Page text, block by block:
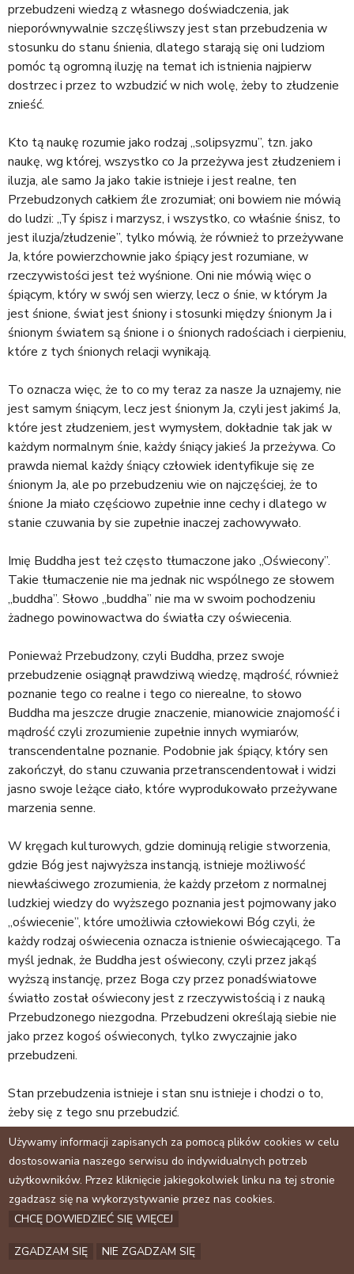
przebudzeni wiedzą z własnego doświadczenia, jak
nieporównywalnie szczęśliwszy jest stan przebudzenia w
stosunku do stanu śnienia, dlatego starają się oni ludziom
pomóc tą ogromną iluzję na temat ich istnienia najpierw
dostrzec i przez to wzbudzić w nich wolę, żeby to złudzenie
znieść.
Kto tą naukę rozumie jako rodzaj „solipsyzmu”, tzn. jako
naukę, wg której, wszystko co Ja przeżywa jest złudzeniem i
iluzja, ale samo Ja jako takie istnieje i jest realne, ten
Przebudzonych całkiem źle zrozumiał; oni bowiem nie mówią
do ludzi: „Ty śpisz i marzysz, i wszystko, co właśnie śnisz, to
jest iluzja/złudzenie”, tylko mówią, że również to przeżywane
Ja, które powierzchownie jako śpiący jest rozumiane, w
rzeczywistości jest też wyśnione. Oni nie mówią więc o
śpiącym, który w swój sen wierzy, lecz o śnie, w którym Ja
jest śnione, świat jest śniony i stosunki między śnionym Ja i
śnionym światem są śnione i o śnionych radościach i cierpieniu,
które z tych śnionych relacji wynikają.
To oznacza więc, że to co my teraz za nasze Ja uznajemy, nie
jest samym śniącym, lecz jest śnionym Ja, czyli jest jakimś Ja,
które jest złudzeniem, jest wymysłem, dokładnie tak jak w
każdym normalnym śnie, każdy śniący jakieś Ja przeżywa. Co
prawda niemal każdy śniący człowiek identyfikuje się ze
śnionym Ja, ale po przebudzeniu wie on najczęściej, że to
śnione Ja miało częściowo zupełnie inne cechy i dlatego w
stanie czuwania by sie zupełnie inaczej zachowywało.
Imię Buddha jest też często tłumaczone jako „Oświecony”.
Takie tłumaczenie nie ma jednak nic wspólnego ze słowem
„buddha”. Słowo „buddha” nie ma w swoim pochodzeniu
żadnego powinowactwa do światła czy oświecenia.
Ponieważ Przebudzony, czyli Buddha, przez swoje
przebudzenie osiągnął prawdziwą wiedzę, mądrość, również
poznanie tego co realne i tego co nierealne, to słowo
Buddha ma jeszcze drugie znaczenie, mianowicie znajomość i
mądrość czyli zrozumienie zupełnie innych wymiarów,
transcendentalne poznanie. Podobnie jak śpiący, który sen
zakończył, do stanu czuwania przetranscendentował i widzi
jasno swoje leżące ciało, które wyprodukowało przeżywane
marzenia senne.
W kręgach kulturowych, gdzie dominują religie stworzenia,
gdzie Bóg jest najwyższa instancją, istnieje możliwość
niewłaściwego zrozumienia, że każdy przełom z normalnej
ludzkiej wiedzy do wyższego poznania jest pojmowany jako
„oświecenie”, które umożliwia człowiekowi Bóg czyli, że
każdy rodzaj oświecenia oznacza istnienie oświecającego. Ta
myśl jednak, że Buddha jest oświecony, czyli przez jakąś
wyższą instancję, przez Boga czy przez ponadświatowe
światło został oświecony jest z rzeczywistością i z nauką
Przebudzonego niezgodna. Przebudzeni określają siebie nie
jako przez kogoś oświeconych, tylko zwyczajnie jako
przebudzeni.
Stan przebudzenia istnieje i stan snu istnieje i chodzi o to,
żeby się z tego snu przebudzić.
Facebook
Archiwum
Kontakt
Używamy informacji zapisanych za pomocą plików cookies w celu
dostosowania naszego serwisu do indywidualnych potrzeb
użytkowników. Przez kliknięcie jakiegokolwiek linku na tej stronie
zgadzasz się na wykorzystywanie przez nas cookies.
CHCĘ DOWIEDZIEĆ SIĘ WIĘCEJ
ZGADZAM SIĘ NIE ZGADZAM SIĘ